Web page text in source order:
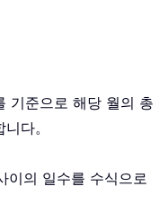
기준으로 해당 월의 총
다。
이의 일수를 수식으로